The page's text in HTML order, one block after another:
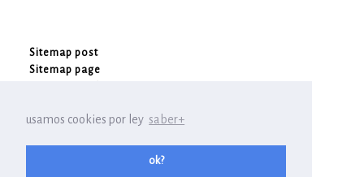
Sitemap post
Sitemap page
usamos cookies por ley saber+
ok?